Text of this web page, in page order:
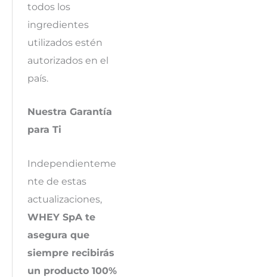
todos los
ingredientes
utilizados estén
autorizados en el
país.
Nuestra Garantía
para Ti
Independienteme
nte de estas
actualizaciones,
WHEY SpA te
asegura que
siempre recibirás
un producto 100%